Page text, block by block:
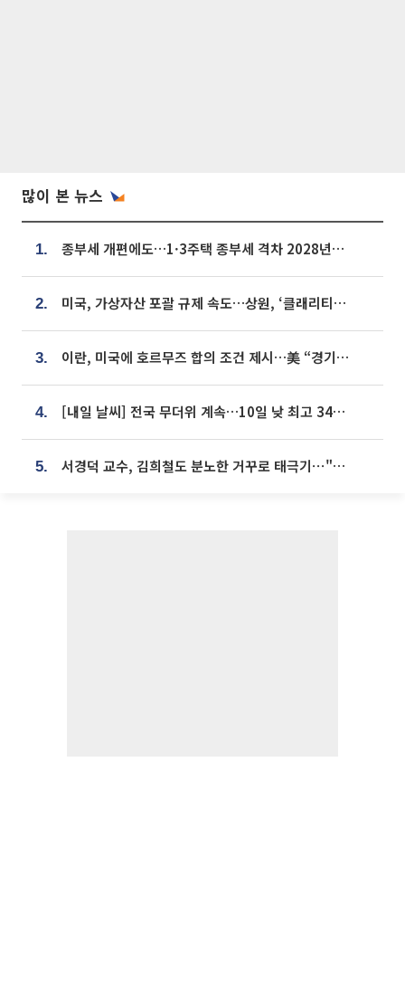
많이 본 뉴스
1. 종부세 개편에도…1·3주택 종부세 격차 2028년부터 확대
2. 미국, 가상자산 포괄 규제 속도…상원, ‘클래리티법’ 9월 절차투표 추진
3. 이란, 미국에 호르무즈 합의 조건 제시…美 “경기 아직 안 끝나” [종합]
4. [내일 날씨] 전국 무더위 계속…10일 낮 최고 34도 육박
5. 서경덕 교수, 김희철도 분노한 거꾸로 태극기⋯"엉터리는 아냐, 아쉬울 뿐"